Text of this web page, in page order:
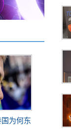
为何东